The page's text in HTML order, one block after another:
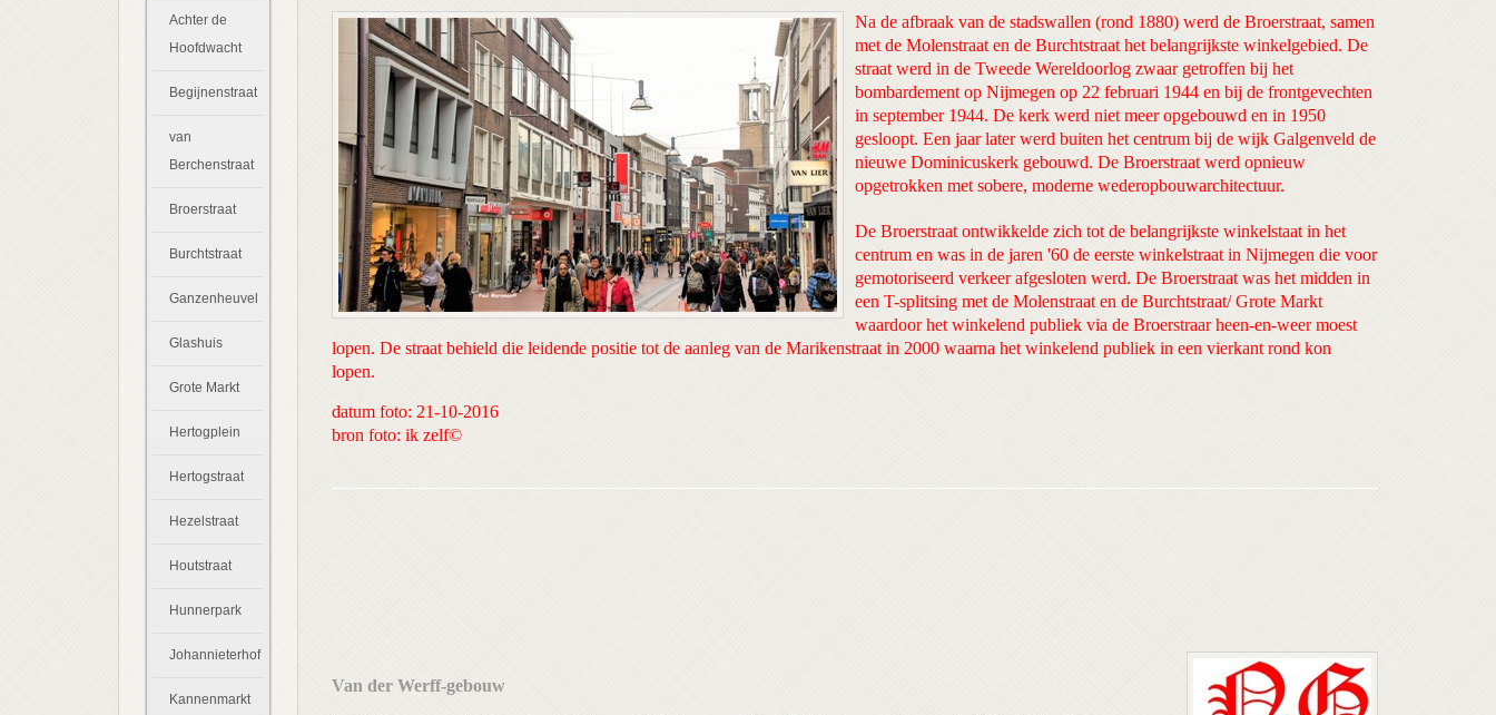
Achter de
Hoofdwacht
Begijnenstraat
van
Berchenstraat
Broerstraat
Burchtstraat
Ganzenheuvel
Glashuis
Grote Markt
Hertogplein
Hertogstraat
Hezelstraat
Houtstraat
Hunnerpark
Johannieterhof
Kannenmarkt
Na de afbraak van de stadswallen (rond 1880) werd de Broerstraat, samen
met de Molenstraat en de Burchtstraat het belangrijkste winkelgebied. De
straat werd in de Tweede Wereldoorlog zwaar getroffen bij het
bombardement op Nijmegen op 22 februari 1944 en bij de frontgevechten
in september 1944. De kerk werd niet meer opgebouwd en in 1950
gesloopt. Een jaar later werd buiten het centrum bij de wijk Galgenveld de
nieuwe Dominicuskerk gebouwd. De Broerstraat werd opnieuw
opgetrokken met sobere, moderne wederopbouwarchitectuur.
De Broerstraat ontwikkelde zich tot de belangrijkste winkelstaat in het
centrum en was in de jaren '60 de eerste winkelstraat in Nijmegen die voor
gemotoriseerd verkeer afgesloten werd. De Broerstraat was het midden in
een T-splitsing met de Molenstraat en de Burchtstraat/ Grote Markt
waardoor het winkelend publiek via de Broerstraar heen-en-weer moest
lopen. De straat behield die leidende positie tot de aanleg van de Marikenstraat in 2000 waarna het winkelend publiek in een vierkant rond kon
lopen.
datum foto: 21-10-2016
bron foto: ik zelf©
Van der Werff-gebouw